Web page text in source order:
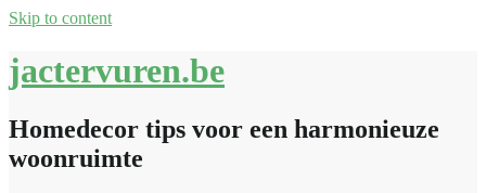
Skip to content
jactervuren.be
Homedecor tips voor een harmonieuze
woonruimte